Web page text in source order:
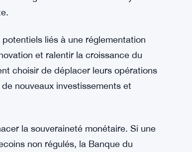
de transactions illicites.
en offrant un
Le secteur des technologies
régulation qui équilibre protection et
autour de la réglementation
à intégrer ces actifs dans le système
liés à une réglementation